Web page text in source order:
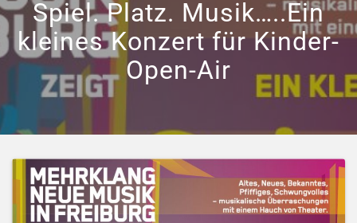
Spiel. Platz. Musik…..Ein
kleines Konzert für Kinder-
Open-Air